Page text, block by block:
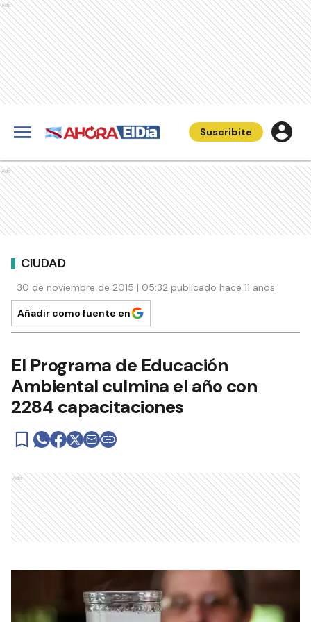
Ads
Suscribite
Ads
CIUDAD
30 de noviembre de 2015 | 05:32 publicado hace 11 años
Añadir como fuente en
El Programa de Educación
Ambiental culmina el año con
2284 capacitaciones
Ads